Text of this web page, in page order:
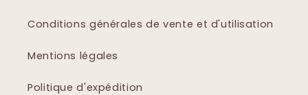
Conditions générales de vente et d'utilisation
Mentions légales
Politique d'expédition